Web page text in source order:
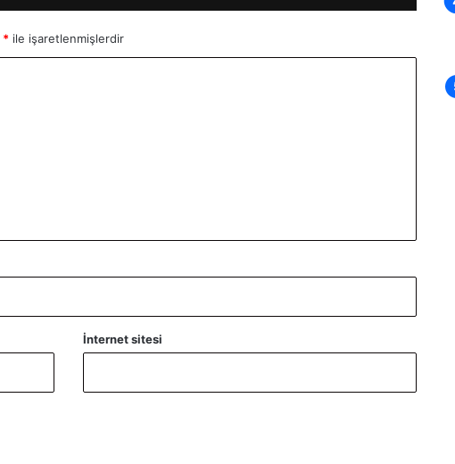
* ile işaretlenmişlerdir
İnternet sitesi